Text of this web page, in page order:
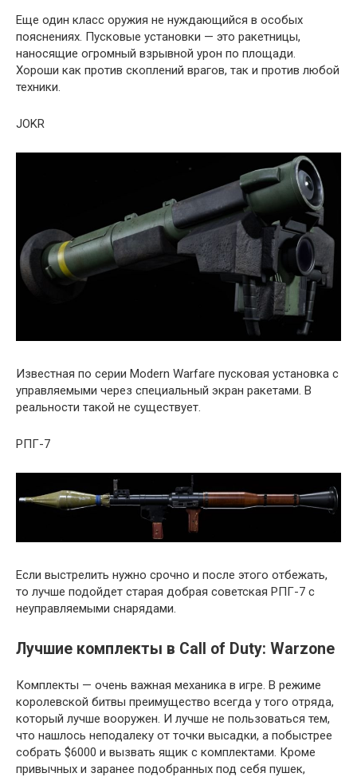
Еще один класс оружия не нуждающийся в особых
пояснениях. Пусковые установки — это ракетницы,
наносящие огромный взрывной урон по площади.
Хороши как против скоплений врагов, так и против любой
техники.
JOKR
Известная по серии Modern Warfare пусковая установка с
управляемыми через специальный экран ракетами. В
реальности такой не существует.
РПГ-7
Если выстрелить нужно срочно и после этого отбежать,
то лучше подойдет старая добрая советская РПГ-7 с
неуправляемыми снарядами.
Лучшие комплекты в Call of Duty: Warzone
Комплекты — очень важная механика в игре. В режиме
королевской битвы преимущество всегда у того отряда,
который лучше вооружен. И лучше не пользоваться тем,
что нашлось неподалеку от точки высадки, а побыстрее
собрать $6000 и вызвать ящик с комплектами. Кроме
привычных и заранее подобранных под себя пушек,